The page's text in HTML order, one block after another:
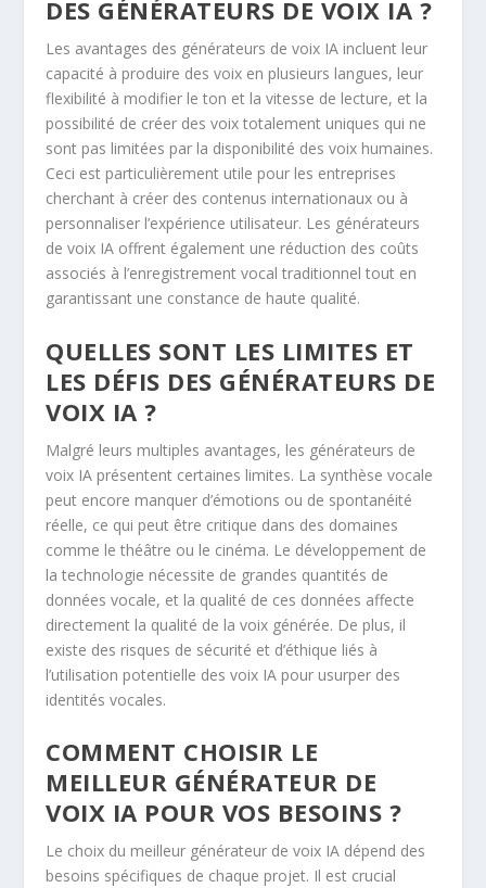
DES GÉNÉRATEURS DE VOIX IA ?
Les avantages des générateurs de voix IA incluent leur
capacité à produire des voix en plusieurs langues, leur
flexibilité à modifier le ton et la vitesse de lecture, et la
possibilité de créer des voix totalement uniques qui ne
sont pas limitées par la disponibilité des voix humaines.
Ceci est particulièrement utile pour les entreprises
cherchant à créer des contenus internationaux ou à
personnaliser l’expérience utilisateur. Les générateurs
de voix IA offrent également une réduction des coûts
associés à l’enregistrement vocal traditionnel tout en
garantissant une constance de haute qualité.
QUELLES SONT LES LIMITES ET
LES DÉFIS DES GÉNÉRATEURS DE
VOIX IA ?
Malgré leurs multiples avantages, les générateurs de
voix IA présentent certaines limites. La synthèse vocale
peut encore manquer d’émotions ou de spontanéité
réelle, ce qui peut être critique dans des domaines
comme le théâtre ou le cinéma. Le développement de
la technologie nécessite de grandes quantités de
données vocale, et la qualité de ces données affecte
directement la qualité de la voix générée. De plus, il
existe des risques de sécurité et d’éthique liés à
l’utilisation potentielle des voix IA pour usurper des
identités vocales.
COMMENT CHOISIR LE
MEILLEUR GÉNÉRATEUR DE
VOIX IA POUR VOS BESOINS ?
Le choix du meilleur générateur de voix IA dépend des
besoins spécifiques de chaque projet. Il est crucial